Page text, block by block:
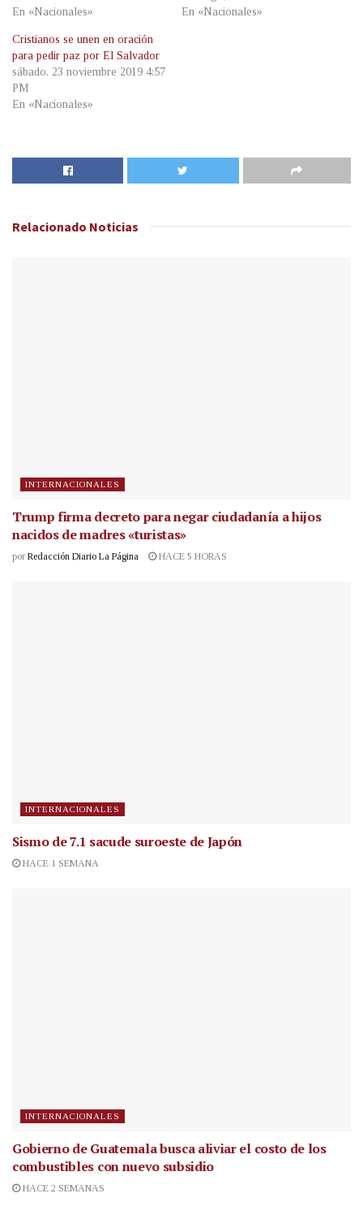
En «Nacionales»
En «Nacionales»
Cristianos se unen en oración
para pedir paz por El Salvador
sábado, 23 noviembre 2019 4:57
PM
En «Nacionales»
Relacionado Noticias
INTERNACIONALES
Trump firma decreto para negar ciudadanía a hijos
nacidos de madres «turistas»
por Redacción Diario La Página HACE 5 HORAS
INTERNACIONALES
Sismo de 7.1 sacude suroeste de Japón
HACE 1 SEMANA
INTERNACIONALES
Gobierno de Guatemala busca aliviar el costo de los
combustibles con nuevo subsidio
HACE 2 SEMANAS